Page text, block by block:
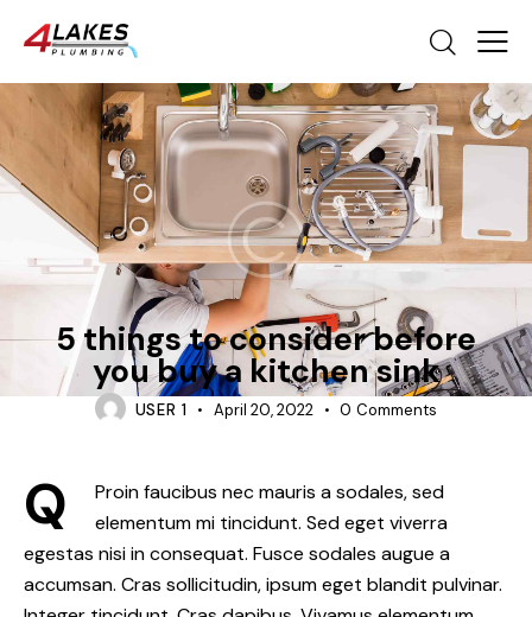
REVIEWS
5 things to consider before
you buy a kitchen sink
USER 1 April 20, 2022 0 Comments
Q
Proin faucibus nec mauris a sodales, sed
elementum mi tincidunt. Sed eget viverra
egestas nisi in consequat. Fusce sodales augue a
accumsan. Cras sollicitudin, ipsum eget blandit pulvinar.